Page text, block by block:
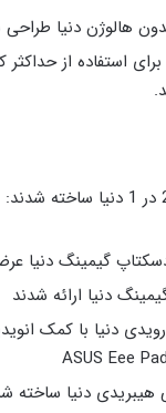
هالوژن دنیا
استفاده از حداکثر
گیمینگ دنیا
دنیا ارائه شدند
دنیا با کمک
دنیا ساخته